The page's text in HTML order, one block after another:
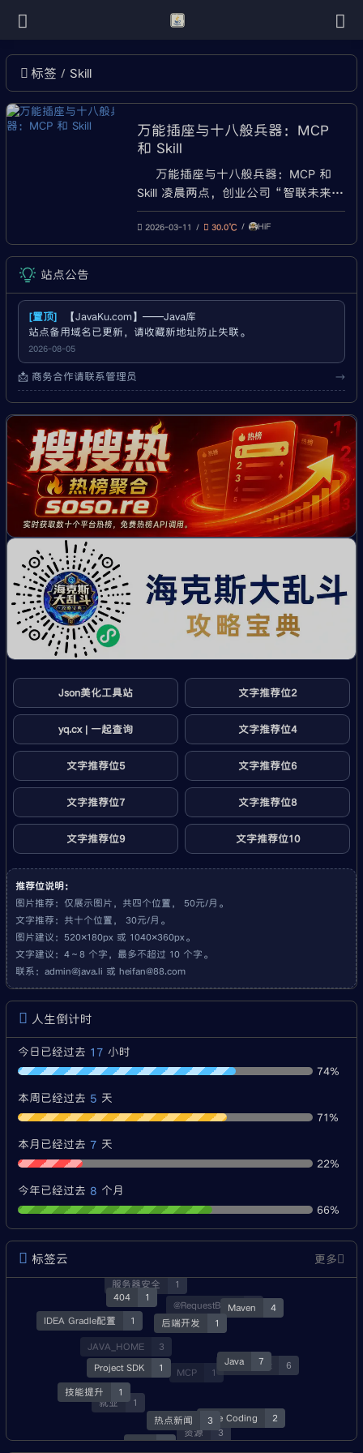
标签 Skill
万能插座与十八般兵器：MCP
和 Skill
万能插座与十八般兵器：MCP 和
Skill 凌晨两点，创业公司“智联未来”
的办公室只剩一盏孤灯。 45岁的后端
工程师老张盯着屏幕上第37次失败的
提示，指尖冰凉。 “客户要的智能客
码，竟被一行提示词难倒。” 一、困
局：当AI“有眼无手” 三个
2026-03-11 30.0℃ HiF
站点公告
[置顶]
【JavaKu.com】——Java库
站点备用域名已更新，请收藏新地址防止失联。
2026-08-05
📩 商务合作请联系管理员 →
Json美化工具站 文字推荐位2
yq.cx | 一起查询 文字推荐位4
文字推荐位5 文字推荐位6
文字推荐位7 文字推荐位8
文字推荐位9 文字推荐位10
推荐位说明：
图片推荐：仅展示图片，共四个位置， 50元/月。
文字推荐：共十个位置， 30元/月。
图片建议：520×180px 或 1040×360px。
文字建议：4～8 个字，最多不超过 10 个字。
联系： admin@java.li 或 heifan@88.com
人生倒计时
今日已经过去 17 小时
74%
本周已经过去 5 天
71%
本月已经过去 7 天
22%
今年已经过去 8 个月
66%
标签云 更多
后端开发 1
Java 7
Maven 4
404 1
Project SDK 1
热点新闻 3
Vibe Coding 2
SpringBoot 6
@RequestBody 1
服务器安全 1
IDEA Gradle配置 1
技能提升 1
Skill 1
资源 3
MCP 1
JAVA_HOME 3
就业 1